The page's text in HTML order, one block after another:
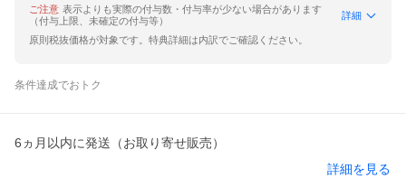
ご注意 表示よりも実際の付与数・付与率が少ない場合があります
（付与上限、未確定の付与等）
詳細
原則税抜価格が対象です。特典詳細は内訳でご確認ください。
条件達成でおトク
6ヵ月以内に発送（お取り寄せ販売）
詳細を見る